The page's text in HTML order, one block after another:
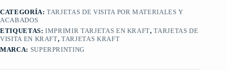
CATEGORÍA:TARJETAS DE VISITA POR MATERIALES Y
ACABADOS
ETIQUETAS:IMPRIMIR TARJETAS EN KRAFT,TARJETAS DE
VISITA EN KRAFT,TARJETAS KRAFT
MARCA: SUPERPRINTING